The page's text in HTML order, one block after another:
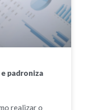
padroniza
realizar o